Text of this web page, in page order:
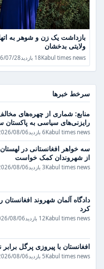
سرخط خبرها
منابع: شماری از چهره‌های
رایزنی‌های سیاسی به پاکستان
Kabul times news6 بازدید 08/06
سه خواهر افغانستانی در
از شهروندان کمک خواست
Kabul times news3 بازدید 08/06
دادگاه آلمان شهروند
کرد
Kabul times news12 بازدید 08/06
افغانستان با پیروزی پرگل برابر
Kabul times news5 بازدید 08/06
بازداشت یک زن و شوهر به
ولایتی بدخشان
Kabul times news18 بازدید 07/28